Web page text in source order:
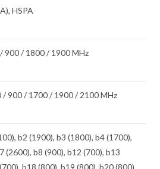
HSPA
900 / 1800 / 1900 MHz
/ 900 / 1700 / 1900 / 2100 MHz
b2 (1900), b3 (1800), b4 (1700),
(2600), b8 (900), b12 (700), b13
b18 (800), b19 (800), b20 (800),